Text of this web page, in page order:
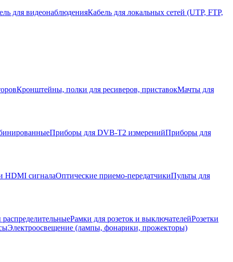
для видеонаблюденияКабель для локальных сетей (UTP, FTP,
Кронштейны, полки для ресиверов, приставокМачты для
Приборы для DVB-T2 измеренийПриборы для
HDMI сигналаОптические приемо-передатчикиПульты для
Рамки для розеток и выключателейРозетки
Электроосвещение (лампы, фонарики, прожекторы)